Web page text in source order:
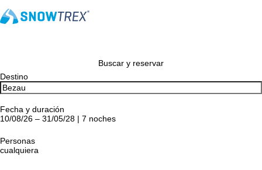
Buscar y reservar
Destino
Fecha y duración
10/08/26 – 31/05/28 | 7 noches
Personas
cualquiera